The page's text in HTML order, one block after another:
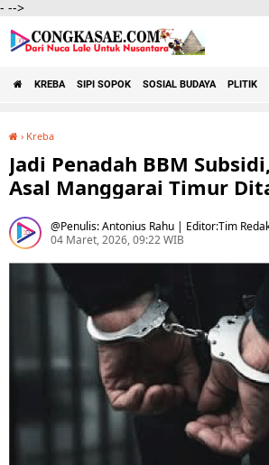
- -->
KREBA SIPI SOPOK SOSIAL BUDAYA PLITIK
› Kreba
Jadi Penadah BBM
Asal Manggarai Timur
Penulis: Antonius Rahu | Editor:Tim
04 Maret, 2026, 09:22 WIB